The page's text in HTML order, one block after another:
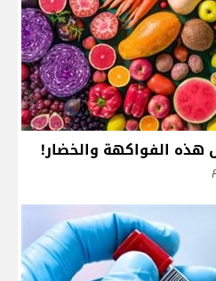
هذه الفواكهة والخضار!